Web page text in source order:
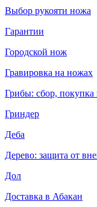
Выбор рукояти ножа
Гарантии
Городской нож
Гравировка на ножах
Грибы: сбор, покупка
Гриндер
Деба
Дерево: защита от
Дол
Доставка в Абакан